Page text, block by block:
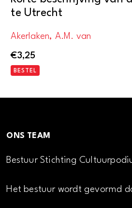
te Utrecht
Akerlaken, A.M. van
€3,25
BESTEL
ONS TEAM
Bestuur Stichting
Het bestuur wordt gevormd